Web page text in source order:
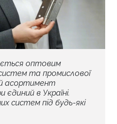
оптовим
та промислової
асортимент
єдиний в Україні.
систем під будь-які